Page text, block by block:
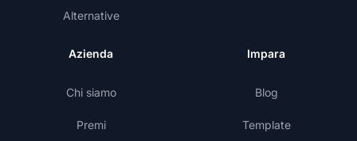
Alternative
Azienda
Chi siamo
Premi
Impara
Blog
Template